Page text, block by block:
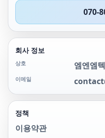
070-
회사 정보
상호 엠엔엠텍
이메일
정책
이용약관